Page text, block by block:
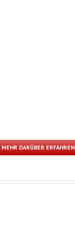
MEHR DARÜBER ERFAHREN